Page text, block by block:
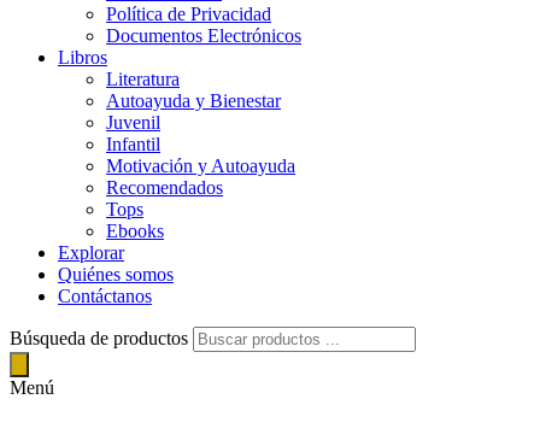
Política de Privacidad
Documentos Electrónicos
Libros
Literatura
Autoayuda y Bienestar
Juvenil
Infantil
Motivación y Autoayuda
Recomendados
Tops
Ebooks
Explorar
Quiénes somos
Contáctanos
Búsqueda de productos
Menú